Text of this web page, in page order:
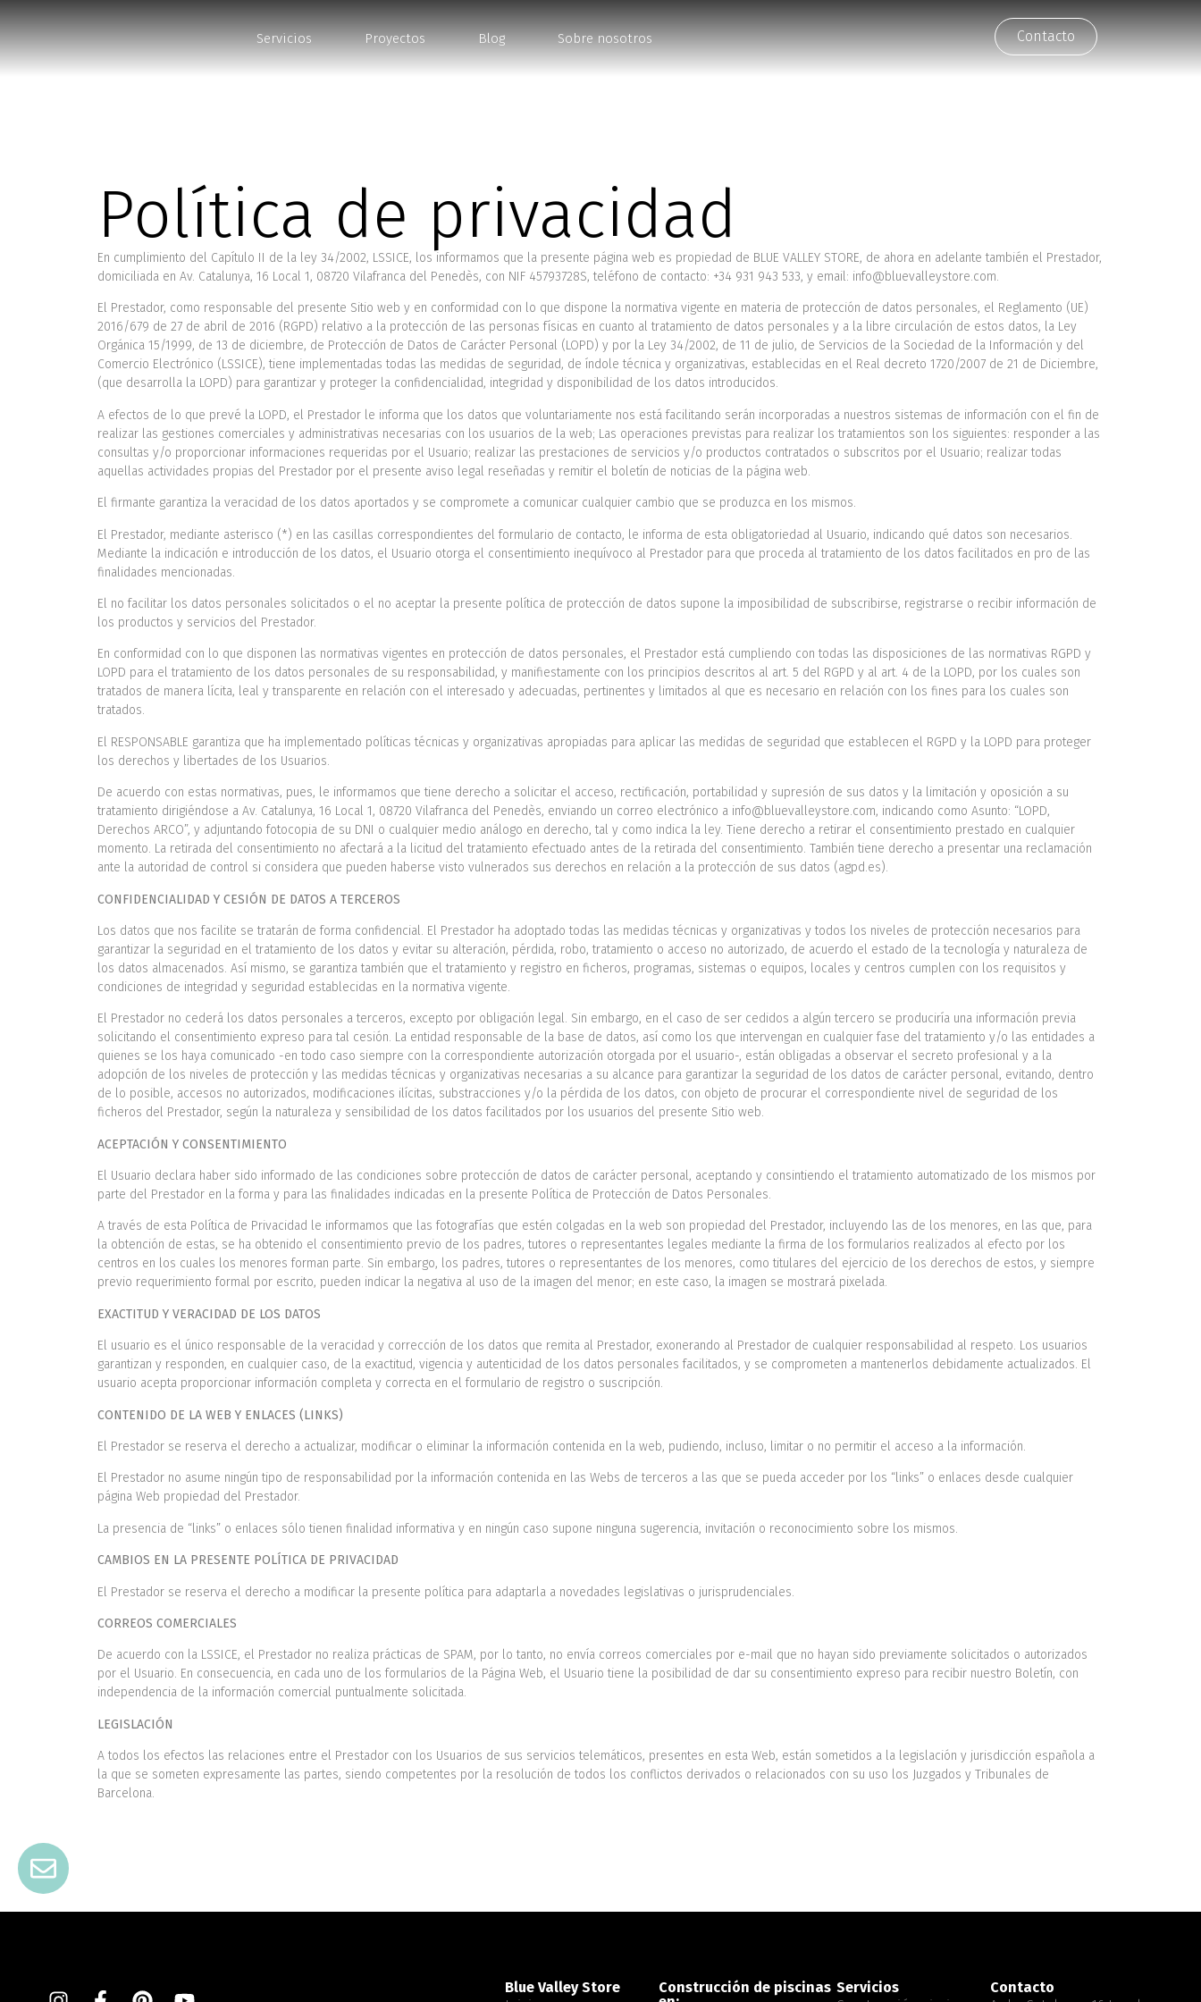
Servicios Proyectos Blog Sobre nosotros Contacto
Política de privacidad
Política de privacidad
En cumplimiento del Capítulo II de la ley 34/2002, LSSICE, los informamos que la presente página web es propiedad de BLUE VALLEY STORE, de ahora en adelante también el Prestador,
domiciliada en Av. Catalunya, 16 Local 1, 08720 Vilafranca del Penedès, con NIF 45793728S, teléfono de contacto: +34 931 943 533, y email: info@bluevalleystore.com.
El Prestador, como responsable del presente Sitio web y en conformidad con lo que dispone la normativa vigente en materia de protección de datos personales, el Reglamento (UE)
2016/679 de 27 de abril de 2016 (RGPD) relativo a la protección de las personas físicas en cuanto al tratamiento de datos personales y a la libre circulación de estos datos, la Ley
Orgánica 15/1999, de 13 de diciembre, de Protección de Datos de Carácter Personal (LOPD) y por la Ley 34/2002, de 11 de julio, de Servicios de la Sociedad de la Información y del
Comercio Electrónico (LSSICE), tiene implementadas todas las medidas de seguridad, de índole técnica y organizativas, establecidas en el Real decreto 1720/2007 de 21 de Diciembre,
(que desarrolla la LOPD) para garantizar y proteger la confidencialidad, integridad y disponibilidad de los datos introducidos.
A efectos de lo que prevé la LOPD, el Prestador le informa que los datos que voluntariamente nos está facilitando serán incorporadas a nuestros sistemas de información con el fin de
realizar las gestiones comerciales y administrativas necesarias con los usuarios de la web; Las operaciones previstas para realizar los tratamientos son los siguientes: responder a las
consultas y/o proporcionar informaciones requeridas por el Usuario; realizar las prestaciones de servicios y/o productos contratados o subscritos por el Usuario; realizar todas
aquellas actividades propias del Prestador por el presente aviso legal reseñadas y remitir el boletín de noticias de la página web.
El firmante garantiza la veracidad de los datos aportados y se compromete a comunicar cualquier cambio que se produzca en los mismos.
El Prestador, mediante asterisco (*) en las casillas correspondientes del formulario de contacto, le informa de esta obligatoriedad al Usuario, indicando qué datos son necesarios.
Mediante la indicación e introducción de los datos, el Usuario otorga el consentimiento inequívoco al Prestador para que proceda al tratamiento de los datos facilitados en pro de las
finalidades mencionadas.
El no facilitar los datos personales solicitados o el no aceptar la presente política de protección de datos supone la imposibilidad de subscribirse, registrarse o recibir información de
los productos y servicios del Prestador.
En conformidad con lo que disponen las normativas vigentes en protección de datos personales, el Prestador está cumpliendo con todas las disposiciones de las normativas RGPD y
LOPD para el tratamiento de los datos personales de su responsabilidad, y manifiestamente con los principios descritos al art. 5 del RGPD y al art. 4 de la LOPD, por los cuales son
tratados de manera lícita, leal y transparente en relación con el interesado y adecuadas, pertinentes y limitados al que es necesario en relación con los fines para los cuales son
tratados.
El RESPONSABLE garantiza que ha implementado políticas técnicas y organizativas apropiadas para aplicar las medidas de seguridad que establecen el RGPD y la LOPD para proteger
los derechos y libertades de los Usuarios.
De acuerdo con estas normativas, pues, le informamos que tiene derecho a solicitar el acceso, rectificación, portabilidad y supresión de sus datos y la limitación y oposición a su
tratamiento dirigiéndose a Av. Catalunya, 16 Local 1, 08720 Vilafranca del Penedès, enviando un correo electrónico a info@bluevalleystore.com, indicando como Asunto: “LOPD,
Derechos ARCO”, y adjuntando fotocopia de su DNI o cualquier medio análogo en derecho, tal y como indica la ley. Tiene derecho a retirar el consentimiento prestado en cualquier
momento. La retirada del consentimiento no afectará a la licitud del tratamiento efectuado antes de la retirada del consentimiento. También tiene derecho a presentar una reclamación
ante la autoridad de control si considera que pueden haberse visto vulnerados sus derechos en relación a la protección de sus datos (agpd.es).
CONFIDENCIALIDAD Y CESIÓN DE DATOS A TERCEROS
Los datos que nos facilite se tratarán de forma confidencial. El Prestador ha adoptado todas las medidas técnicas y organizativas y todos los niveles de protección necesarios para
garantizar la seguridad en el tratamiento de los datos y evitar su alteración, pérdida, robo, tratamiento o acceso no autorizado, de acuerdo el estado de la tecnología y naturaleza de
los datos almacenados. Así mismo, se garantiza también que el tratamiento y registro en ficheros, programas, sistemas o equipos, locales y centros cumplen con los requisitos y
condiciones de integridad y seguridad establecidas en la normativa vigente.
El Prestador no cederá los datos personales a terceros, excepto por obligación legal. Sin embargo, en el caso de ser cedidos a algún tercero se produciría una información previa
solicitando el consentimiento expreso para tal cesión. La entidad responsable de la base de datos, así como los que intervengan en cualquier fase del tratamiento y/o las entidades a
quienes se los haya comunicado -en todo caso siempre con la correspondiente autorización otorgada por el usuario-, están obligadas a observar el secreto profesional y a la
adopción de los niveles de protección y las medidas técnicas y organizativas necesarias a su alcance para garantizar la seguridad de los datos de carácter personal, evitando, dentro
de lo posible, accesos no autorizados, modificaciones ilícitas, substracciones y/o la pérdida de los datos, con objeto de procurar el correspondiente nivel de seguridad de los
ficheros del Prestador, según la naturaleza y sensibilidad de los datos facilitados por los usuarios del presente Sitio web.
ACEPTACIÓN Y CONSENTIMIENTO
El Usuario declara haber sido informado de las condiciones sobre protección de datos de carácter personal, aceptando y consintiendo el tratamiento automatizado de los mismos por
parte del Prestador en la forma y para las finalidades indicadas en la presente Política de Protección de Datos Personales.
A través de esta Política de Privacidad le informamos que las fotografías que estén colgadas en la web son propiedad del Prestador, incluyendo las de los menores, en las que, para
la obtención de estas, se ha obtenido el consentimiento previo de los padres, tutores o representantes legales mediante la firma de los formularios realizados al efecto por los
centros en los cuales los menores forman parte. Sin embargo, los padres, tutores o representantes de los menores, como titulares del ejercicio de los derechos de estos, y siempre
previo requerimiento formal por escrito, pueden indicar la negativa al uso de la imagen del menor; en este caso, la imagen se mostrará pixelada.
EXACTITUD Y VERACIDAD DE LOS DATOS
El usuario es el único responsable de la veracidad y corrección de los datos que remita al Prestador, exonerando al Prestador de cualquier responsabilidad al respeto. Los usuarios
garantizan y responden, en cualquier caso, de la exactitud, vigencia y autenticidad de los datos personales facilitados, y se comprometen a mantenerlos debidamente actualizados. El
usuario acepta proporcionar información completa y correcta en el formulario de registro o suscripción.
CONTENIDO DE LA WEB Y ENLACES (LINKS)
El Prestador se reserva el derecho a actualizar, modificar o eliminar la información contenida en la web, pudiendo, incluso, limitar o no permitir el acceso a la información.
El Prestador no asume ningún tipo de responsabilidad por la información contenida en las Webs de terceros a las que se pueda acceder por los “links” o enlaces desde cualquier
página Web propiedad del Prestador.
La presencia de “links” o enlaces sólo tienen finalidad informativa y en ningún caso supone ninguna sugerencia, invitación o reconocimiento sobre los mismos.
CAMBIOS EN LA PRESENTE POLÍTICA DE PRIVACIDAD
El Prestador se reserva el derecho a modificar la presente política para adaptarla a novedades legislativas o jurisprudenciales.
CORREOS COMERCIALES
De acuerdo con la LSSICE, el Prestador no realiza prácticas de SPAM, por lo tanto, no envía correos comerciales por e-mail que no hayan sido previamente solicitados o autorizados
por el Usuario. En consecuencia, en cada uno de los formularios de la Página Web, el Usuario tiene la posibilidad de dar su consentimiento expreso para recibir nuestro Boletín, con
independencia de la información comercial puntualmente solicitada.
LEGISLACIÓN
A todos los efectos las relaciones entre el Prestador con los Usuarios de sus servicios telemáticos, presentes en esta Web, están sometidos a la legislación y jurisdicción española a
la que se someten expresamente las partes, siendo competentes por la resolución de todos los conflictos derivados o relacionados con su uso los Juzgados y Tribunales de
Barcelona.
Blue Valley Store
Construcción de piscinas Servicios Contacto